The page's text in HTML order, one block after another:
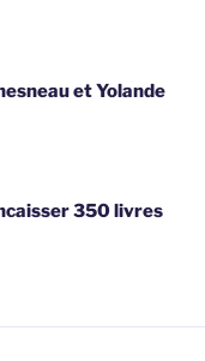
et Yolande
350 livres